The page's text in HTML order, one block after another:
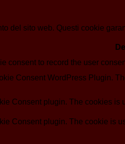
del sito web. Questi cookie
consent to record the user
Consent WordPress Plugin.
Consent plugin. The cookies is
Consent plugin. The cookie is